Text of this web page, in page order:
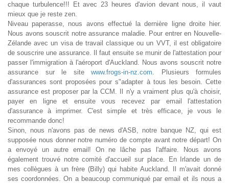
chaque turbulence!!! Et avec 23 heures d'avion devant nous, il vaut
mieux que je reste zen.
Niveau paperasse, nous avons effectué la dernière ligne droite hier.
Nous avons souscrit notre assurance maladie. Pour entrer en Nouvelle-
Zélande avec un visa de travail classique ou un VVT, il est obligatoire
de souscrire une assurance. Il faut ensuite se munir de l'attestation pour
passer l'immigration à l'aéroport d'Auckland. Nous avons souscrit notre
assurance sur le site www.frogs-in-nz.com. Plusieurs formules
d'assurances sont proposées pour s"adapter à tous les besoin. Cette
assurance est proposer par la CCM. Il n'y a vraiment plus qu'à choisir,
payer en ligne et ensuite vous recevez par email l'attestation
d'assurance à imprimer. C'est simple et très efficace, je vous le
recommande donc!
Sinon, nous n'avons pas de news d'ASB, notre banque NZ, qui est
supposée nous donner notre numéro de compte avant notre départ! On
a envoyé un autre email! On ne lâche pas l'affaire. Nous avons
également trouvé notre comité d'accueil sur place. En Irlande un de
mes collègues à un frère (Billy) qui habite Auckland. Il m'avait donné
ses coordonnées. On a beaucoup communiqué par email et ils nous a